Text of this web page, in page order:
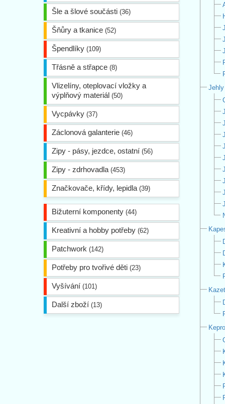
Šle a šlové součásti (36)
Šňůry a tkanice (52)
Špendlíky (109)
Třásně a střapce (8)
Vlizelíny, oteplovací vložky a
výplňový materiál (50)
Vycpávky (37)
Záclonová galanterie (46)
Zipy - pásy, jezdce, ostatní (56)
Zipy - zdrhovadla (453)
Značkovače, křídy, lepidla (39)
Bižuterní komponenty (44)
Kreativní a hobby potřeby (62)
Patchwork (142)
Potřeby pro tvořivé děti (23)
Vyšívání (101)
Další zboží (13)
Jehly